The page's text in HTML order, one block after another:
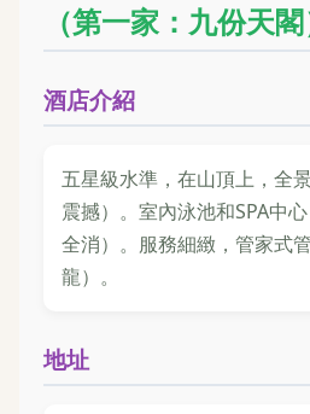
（第一家：九份天閣
酒店介紹
五星級水準，在山頂上，全
震撼）。室內泳池和SPA中
全消）。服務細緻，管家式
龍）。
地址